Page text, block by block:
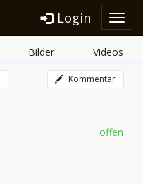
Login
Bilder Videos
Kommentar
offen